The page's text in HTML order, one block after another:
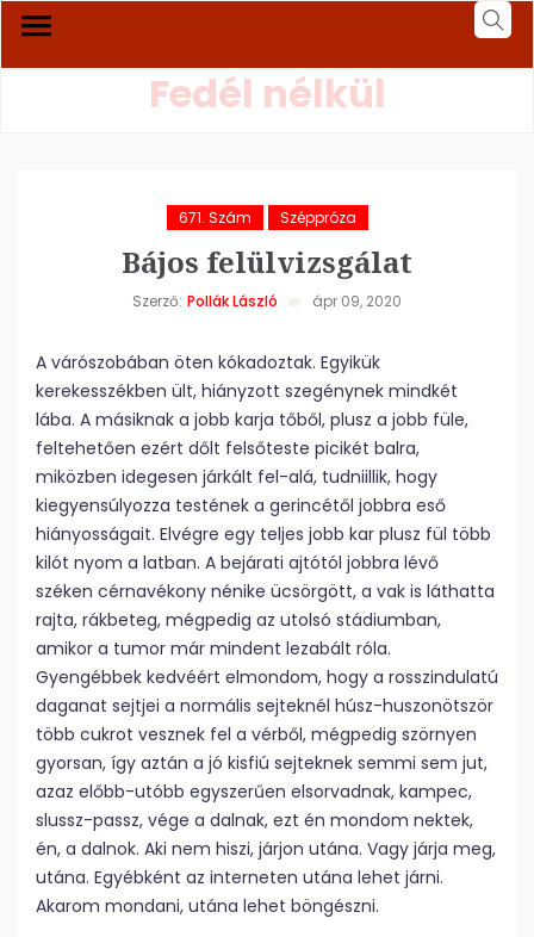
Fedél nélkül
671. Szám Széppróza
Bájos felülvizsgálat
Szerző: Pollák László ápr 09, 2020
A várószobában öten kókadoztak. Egyikük
kerekesszékben ült, hiányzott szegénynek mindkét
lába. A másiknak a jobb karja tőből, plusz a jobb füle,
feltehetően ezért dőlt felsőteste picikét balra,
miközben idegesen járkált fel-alá, tudniillik, hogy
kiegyensúlyozza testének a gerincétől jobbra eső
hiányosságait. Elvégre egy teljes jobb kar plusz fül több
kilót nyom a latban. A bejárati ajtótól jobbra lévő
széken cérnavékony nénike ücsörgött, a vak is láthatta
rajta, rákbeteg, mégpedig az utolsó stádiumban,
amikor a tumor már mindent lezabált róla.
Gyengébbek kedvéért elmondom, hogy a rosszindulatú
daganat sejtjei a normális sejteknél húsz-huszonötször
több cukrot vesznek fel a vérből, mégpedig szörnyen
gyorsan, így aztán a jó kisfiú sejteknek semmi sem jut,
azaz előbb-utóbb egyszerűen elsorvadnak, kampec,
slussz-passz, vége a dalnak, ezt én mondom nektek,
én, a dalnok. Aki nem hiszi, járjon utána. Vagy járja meg,
utána. Egyébként az interneten utána lehet járni.
Akarom mondani, utána lehet böngészni.